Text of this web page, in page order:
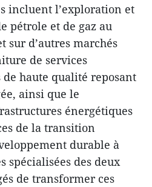
incluent l’exploration et
pétrole et de gaz au
sur d’autres marchés
de services
haute qualité reposant
ainsi que le
énergétiques
de la transition
durable à
spécialisées des deux
de transformer ces